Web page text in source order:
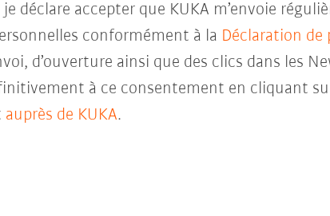
je déclare accepter que KUKA m’envoie
conformément à la Déclaration de
d’ouverture ainsi que des clics dans les
à ce consentement en cliquant
auprès de KUKA.